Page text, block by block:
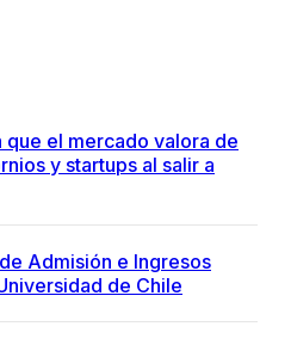
el mercado valora de
y startups al salir a
Admisión e Ingresos
de Chile